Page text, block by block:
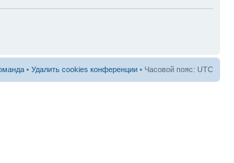
• Удалить cookies конференции • Часовой пояс: UTC